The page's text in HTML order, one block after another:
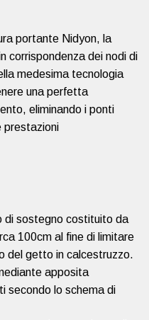
portante Nidyon, la
corrispondenza dei nodi di
medesima tecnologia
una perfetta
eliminando i ponti
prestazioni
di sostegno costituito da
100cm al fine di limitare
del getto in calcestruzzo.
apposita
secondo lo schema di